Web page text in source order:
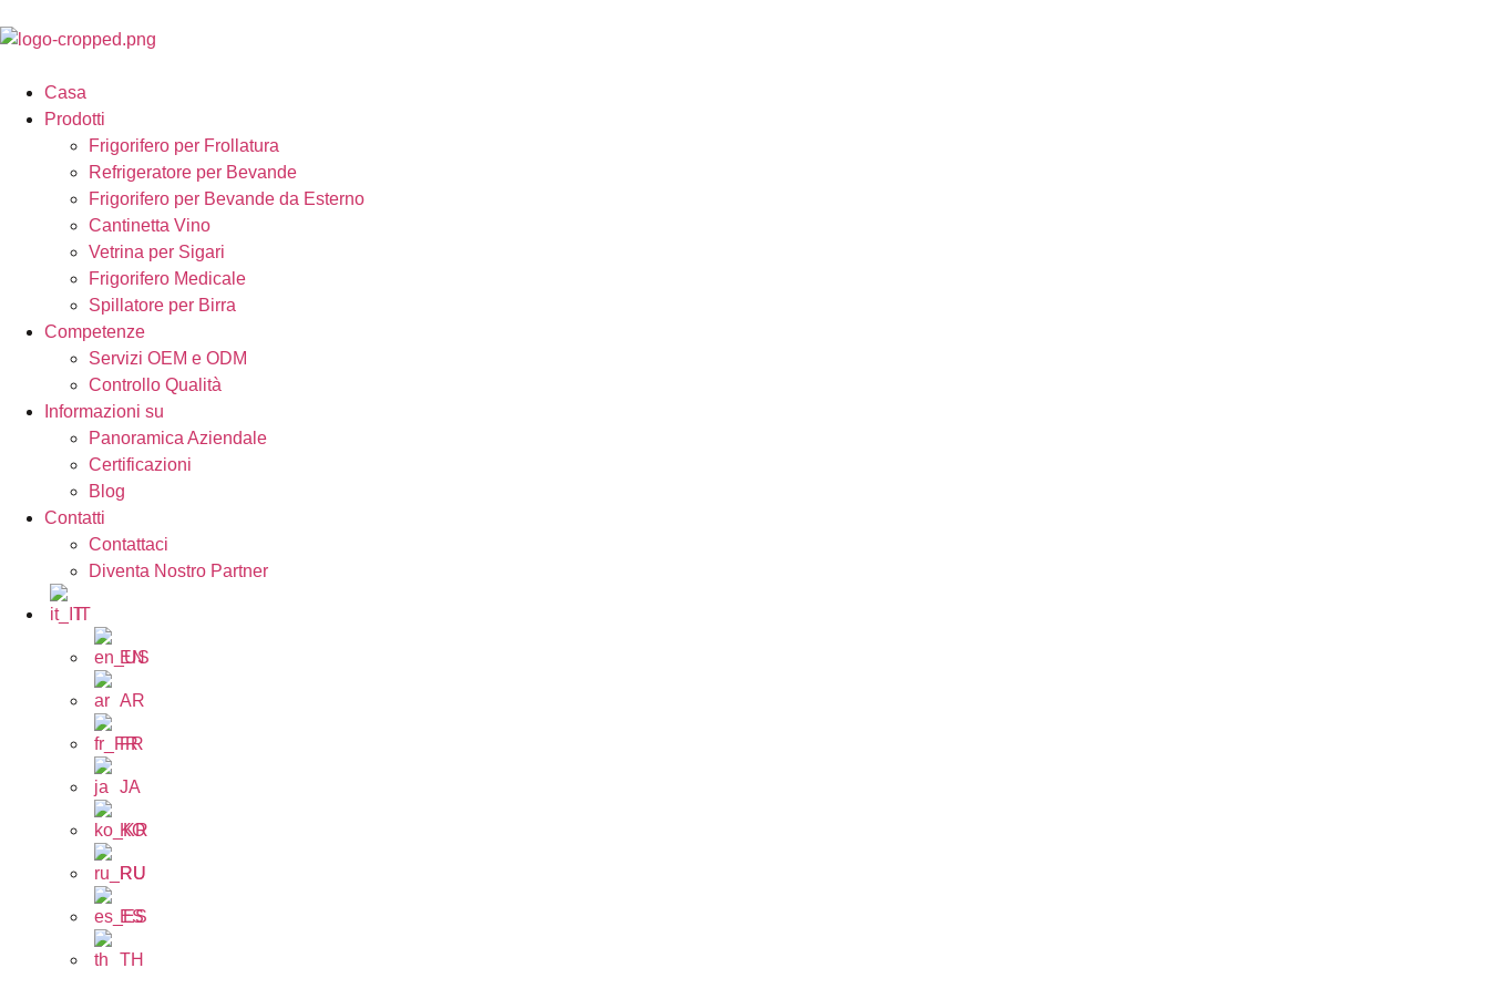
Casa
Prodotti
Frigorifero per Frollatura
Refrigeratore per Bevande
Frigorifero per Bevande da Esterno
Cantinetta Vino
Vetrina per Sigari
Frigorifero Medicale
Spillatore per Birra
Competenze
Servizi OEM e ODM
Controllo Qualità
Informazioni su
Panoramica Aziendale
Certificazioni
Blog
Contatti
Contattaci
Diventa Nostro Partner
IT
EN
AR
FR
JA
KO
RU
ES
TH